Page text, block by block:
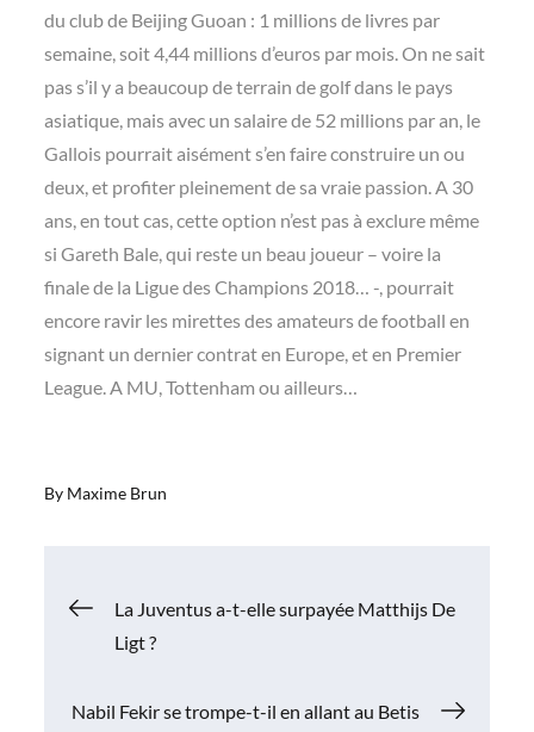
du club de Beijing Guoan : 1 millions de livres par
semaine, soit 4,44 millions d’euros par mois. On ne sait
pas s’il y a beaucoup de terrain de golf dans le pays
asiatique, mais avec un salaire de 52 millions par an, le
Gallois pourrait aisément s’en faire construire un ou
deux, et profiter pleinement de sa vraie passion. A 30
ans, en tout cas, cette option n’est pas à exclure même
si Gareth Bale, qui reste un beau joueur – voire la
finale de la Ligue des Champions 2018… -, pourrait
encore ravir les mirettes des amateurs de football en
signant un dernier contrat en Europe, et en Premier
League. A MU, Tottenham ou ailleurs…
By Maxime Brun
Navigation
La Juventus a-t-elle surpayée Matthijs De
Ligt ?
Nabil Fekir se trompe-t-il en allant au Betis